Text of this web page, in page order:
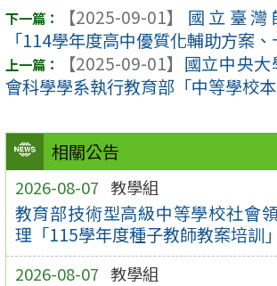
相關公告
2026-08-07 教學組
教育部技術型高級中等學校社會
理「115學年度種子教師教案培訓」
2026-08-07 教學組
【2025-09-01】
國立臺灣
「114學年度高中優質化輔助方案
【2025-09-01】 國立中央
會科學學系執行教育部「中等學校